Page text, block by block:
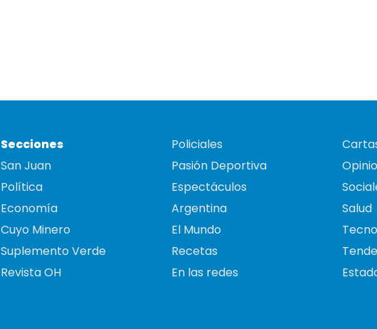
Secciones
San Juan
Política
Economía
Cuyo Minero
Suplemento Verde
Revista OH
Policiales
Pasión Deportiva
Espectáculos
Argentina
El Mundo
Recetas
En las redes
Salud